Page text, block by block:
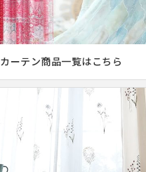
カーテン商品一覧はこちら